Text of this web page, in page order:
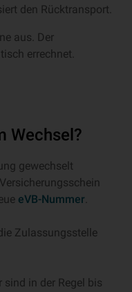
den Rücktransport.
aus. Der
errechnet.
Wechsel?
gewechselt
eVB-Nummer.
Zulassungsstelle
sind in der Regel bis